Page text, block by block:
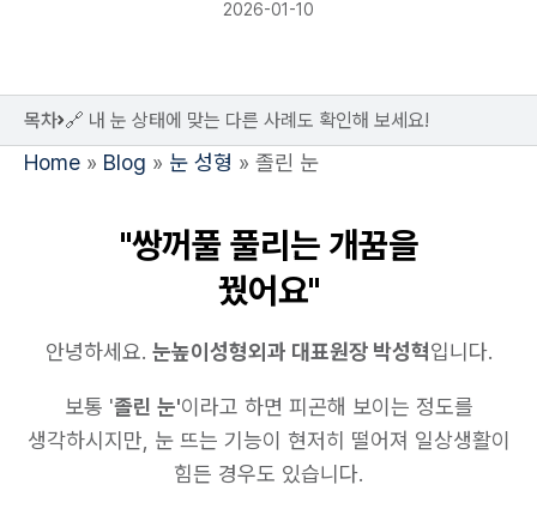
2026-01-10
목차 🔗 내 눈 상태에 맞는 다른 사례도 확인해 보세요!
Home » Blog » 눈 성형 » 졸린 눈
"쌍꺼풀 풀리는 개꿈을
꿨어요"
안녕하세요. 눈높이성형외과 대표원장 박성혁입니다.
보통 '졸린 눈'이라고 하면 피곤해 보이는 정도를
생각하시지만, 눈 뜨는 기능이 현저히 떨어져 일상생활이
힘든 경우도 있습니다.